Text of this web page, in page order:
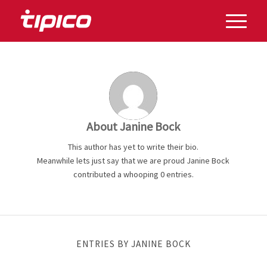
AboutJanine Bock
This author has yet to write their bio.
Meanwhile lets just say that we are proud Janine Bock
contributed a whooping 0 entries.
ENTRIES BY JANINE BOCK